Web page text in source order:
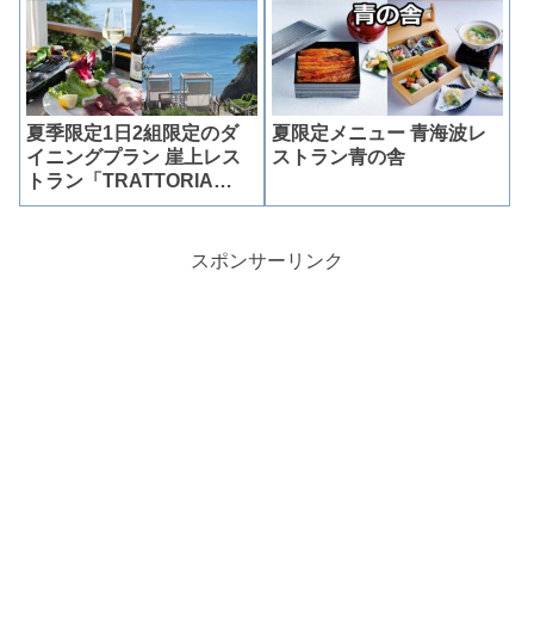
夏季限定1日2組限定のダ
イニングプラン 崖上レス
トラン「TRATTORIA
amarancia」
夏限定メニュー 青海波レ
ストラン青の舎
スポンサーリンク